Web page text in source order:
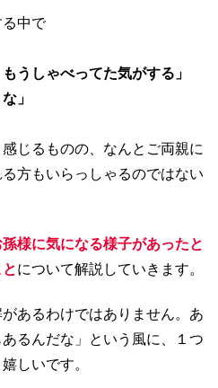
中で
うしゃべってた気がする」
」
じるものの、なんとご両親に
方もいらっしゃるのではない
孫様に気になる様子があったと
について解説していきます。
あるわけではありません。あ
るんだな」という風に、１つ
しいです。